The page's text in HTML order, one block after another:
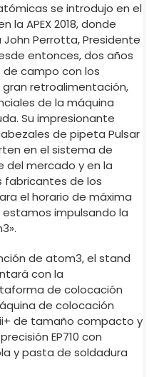
se introdujo en el
APEX 2018, donde
John Perrotta, Presidente
entonces, dos años
campo con los
retroalimentación,
de la máquina
Su impresionante
de pipeta Pulsar
en el sistema de
del mercado y en la
fabricantes de los
el horario de máxima
impulsando la
de atom3, el stand
con la
de colocación
de colocación
de tamaño compacto y
EP710 con
y pasta de soldadura